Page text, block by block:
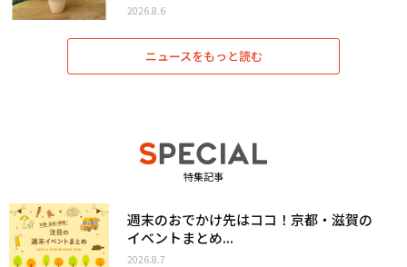
2026.8.6
ニュースをもっと読む
特集記事
週末のおでかけ先はココ！京都・滋賀の
イベントまとめ...
2026.8.7